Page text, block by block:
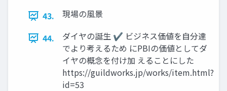
43.
現場の風景
44.
ダイヤの誕生 ✔ ビジネス価値を自分達
でより考えるため にPBIの価値としてダ
イヤの概念を付け加 えることにした
https://guildworks.jp/works/item.html?
id=53